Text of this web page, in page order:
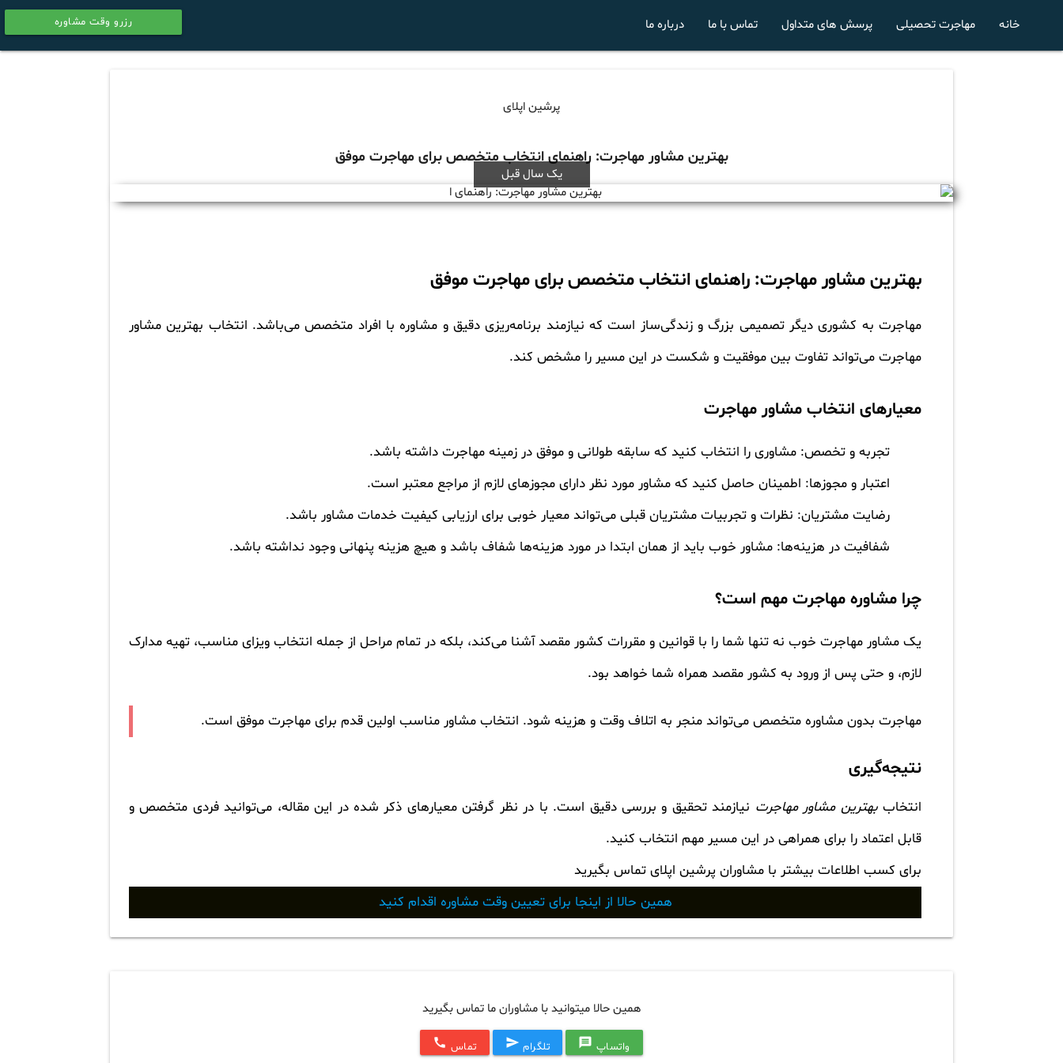
رزرو وقت مشاوره
calendar
خانه مهاجرت تحصیلی پرسش های متداول تماس با ما درباره ما
پرشین اپلای
بهترین مشاور مهاجرت: راهنمای انتخاب متخصص برای مهاجرت موفق
یک سال قبل
بهترین مشاور مهاجرت: راهنمای انتخاب متخصص برای مهاجرت موفق
مهاجرت به کشوری دیگر تصمیمی بزرگ و زندگی‌ساز است که نیازمند برنامه‌ریزی دقیق و مشاوره با افراد متخصص می‌باشد. انتخاب بهترین مشاور
مهاجرتمی‌تواند تفاوت بین موفقیت و شکست در این مسیر را مشخص کند.
معیارهای انتخاب مشاور مهاجرت
تجربه و تخصص: مشاوری را انتخاب کنید که سابقه طولانی و موفق در زمینه مهاجرت داشته باشد.
اعتبار و مجوزها: اطمینان حاصل کنید که مشاور مورد نظر دارای مجوزهای لازم از مراجع معتبر است.
رضایت مشتریان: نظرات و تجربیات مشتریان قبلی می‌تواند معیار خوبی برای ارزیابی کیفیت خدمات مشاور باشد.
شفافیت در هزینه‌ها: مشاور خوب باید از همان ابتدا در مورد هزینه‌ها شفاف باشد و هیچ هزینه پنهانی وجود نداشته باشد.
چرا مشاوره مهاجرت مهم است؟
یک مشاور مهاجرت خوب نه تنها شما را با قوانین و مقررات کشور مقصد آشنا می‌کند، بلکه در تمام مراحل از جمله انتخاب ویزای مناسب، تهیه مدارک
لازم، و حتی پس از ورود به کشور مقصد همراه شما خواهد بود.
مهاجرت بدون مشاوره متخصص می‌تواند منجر به اتلاف وقت و هزینه شود. انتخاب مشاور مناسب اولین قدم برای مهاجرت موفق است.
نتیجه‌گیری
انتخاببهترین مشاور مهاجرت نیازمند تحقیق و بررسی دقیق است. با در نظر گرفتن معیارهای ذکر شده در این مقاله، می‌توانید فردی متخصص و
قابل اعتماد را برای همراهی در این مسیر مهم انتخاب کنید.
برای کسب اطلاعات بیشتر با مشاوران پرشین اپلای تماس بگیرید
همین حالا از اینجا برای تعیین وقت مشاوره اقدام کنید
همین حالا میتوانید با مشاوران ما تماس بگیرید
واتساپ message تلگرام send تماس call